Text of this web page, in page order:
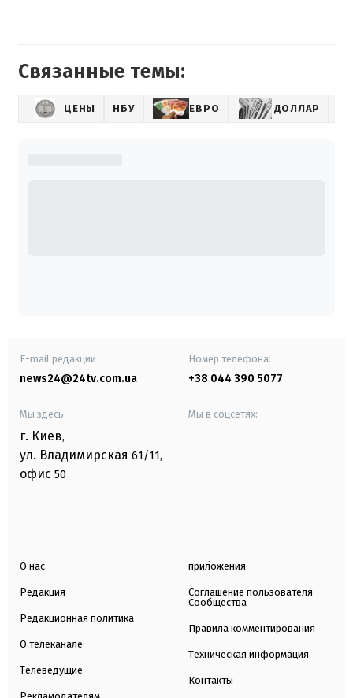
Связанные темы:
ЦЕНЫ НБУ ЕВРО ДОЛЛАР
E-mail редакции
news24@24tv.com.ua
Номер телефона:
+38 044 390 5077
Мы здесь:
г. Киев,
ул. Владимирская 61/11,
офис 50
Мы в соцсетях:
О нас
Редакция
Редакционная политика
О телеканале
Телеведущие
приложения
Соглашение пользователя
Сообщества
Правила комментирования
Техническая информация
Контакты